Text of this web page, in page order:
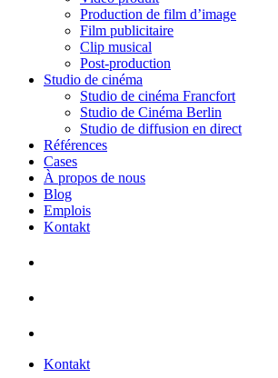
Production de film d’image
Film publicitaire
Clip musical
Post-production
Studio de cinéma
Studio de cinéma Francfort
Studio de Cinéma Berlin
Studio de diffusion en direct
Références
Cases
À propos de nous
Blog
Emplois
Kontakt
Kontakt